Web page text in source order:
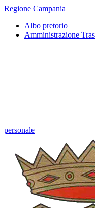
Regione Campania
Albo pretorio
Amministrazione
personale